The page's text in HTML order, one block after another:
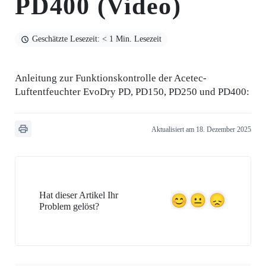
PD400 (Video)
Geschätzte Lesezeit: < 1 Min. Lesezeit
Anleitung zur Funktionskontrolle der Acetec-
Luftentfeuchter EvoDry PD, PD150, PD250 und PD400:
Aktualisiert am 18. Dezember 2025
Hat dieser Artikel Ihr
Problem gelöst?